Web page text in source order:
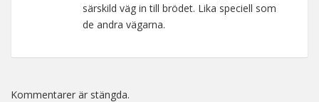
särskild väg in till brödet. Lika speciell som
de andra vägarna.
Kommentarer är stängda.